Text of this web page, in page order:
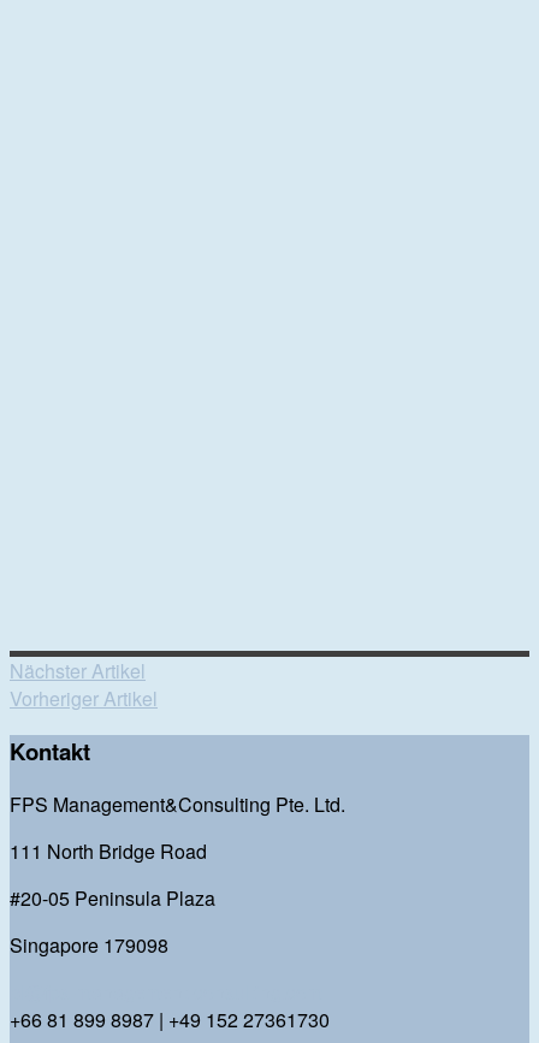
Nächster Artikel
Vorheriger Artikel
Kontakt
FPS Management&Consulting Pte. Ltd.
111 North Bridge Road
#20-05 Peninsula Plaza
Singapore 179098
+66 81 899 8987 | +49 152 27361730